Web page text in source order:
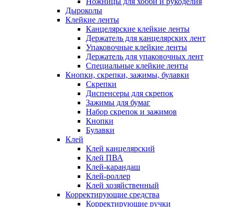
Дыроколы
Клейкие ленты
Канцелярские клейкие ленты
Держатель для канцелярских лент
Упаковочные клейкие ленты
Держатель для упаковочных лент
Специальные клейкие ленты
Кнопки, скрепки, зажимы, булавки
Скрепки
Диспенсеры для скрепок
Зажимы для бумаг
Набор скрепок и зажимов
Кнопки
Булавки
Клей
Клей канцелярский
Клей ПВА
Клей-карандаш
Клей-роллер
Клей хозяйственный
Корректирующие средства
Корректирующие ручки